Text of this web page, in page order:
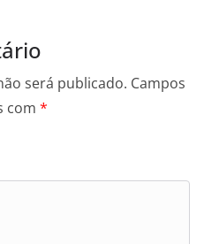
será publicado. Campos
com *